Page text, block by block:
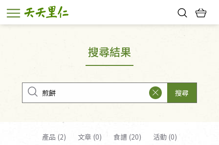
幸福節中獎名單
搜尋結果
搜尋
產品 (2) 文章 (0) 食譜 (20) 活動 (0)